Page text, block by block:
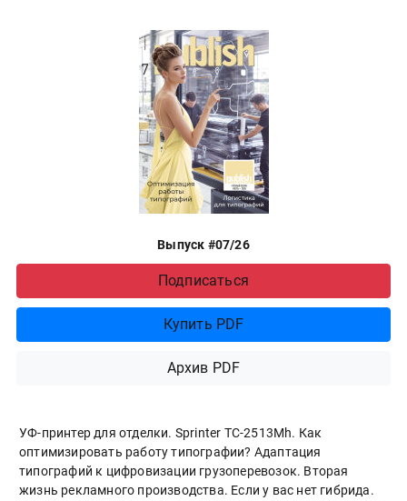
Выпуск #07/26
Подписаться
Купить PDF
Архив PDF
УФ-принтер для отделки. Sprinter ТС-2513Mh. Как
оптимизировать работу типографии? Адаптация
типографий к цифровизации грузоперевозок. Вторая
жизнь рекламного производства. Если у вас нет гибрида.